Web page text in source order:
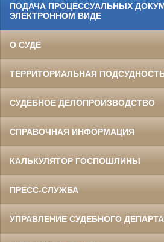
ПОДАЧА ПРОЦЕССУАЛЬНЫХ
ЭЛЕКТРОННОМ ВИДЕ
О СУДЕ
ТЕРРИТОРИАЛЬНАЯ
СУДЕБНОЕ ДЕЛОПРОИЗВОДСТВО
СПРАВОЧНАЯ ИНФОРМАЦИЯ
КАЛЬКУЛЯТОР ГОСПОШЛИНЫ
ПРЕСС-СЛУЖБА
УПРАВЛЕНИЕ СУДЕБНОГО